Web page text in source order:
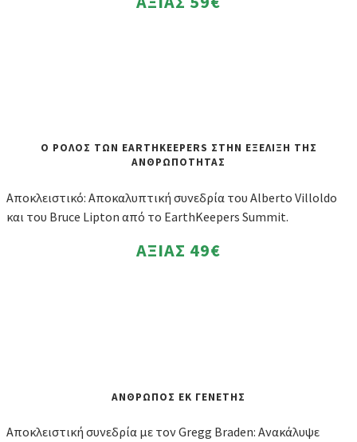
Ο ΡΟΛΟΣ ΤΩΝ EARTHKEEPERS ΣΤΗΝ ΕΞΕΛΙΞΗ ΤΗΣ
ΑΝΘΡΩΠΟΤΗΤΑΣ
Αποκλειστικό: Αποκαλυπτική συνεδρία του Alberto Villoldo
και του Bruce Lipton από το EarthKeepers Summit.
ΑΞΙΑΣ 49€
ΑΝΘΡΩΠΟΣ ΕΚ ΓΕΝΕΤΗΣ
Αποκλειστική συνεδρία με τον Gregg Braden: Ανακάλυψε